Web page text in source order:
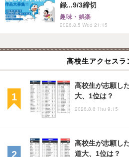
録...9/3締切
趣味・娯楽
2026.8.5 Wed 21:15
高校生アクセスラ
高校生が志願し
大、1位は？
2026.8.6 Thu 9:15
高校生が志願し
道大、1位は？